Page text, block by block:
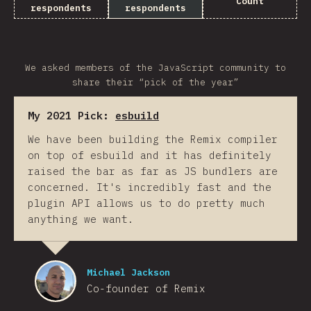
respondents
respondents
We asked members of the JavaScript community to
share their “pick of the year”
My 2021 Pick: esbuild
We have been building the Remix compiler
on top of esbuild and it has definitely
raised the bar as far as JS bundlers are
concerned. It's incredibly fast and the
plugin API allows us to do pretty much
anything we want.
Michael Jackson
Co-founder of Remix